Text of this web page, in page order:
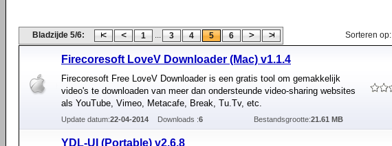
Bladzijde 5/6: 1 ... 3 4 5 6 Sorteren op:
Firecoresoft LoveV Downloader (Mac) v1.1.4
Firecoresoft Free LoveV Downloader is een gratis tool om gemakkelijk
video's te downloaden van meer dan ondersteunde video-sharing websites
als YouTube, Vimeo, Metacafe, Break, Tu.Tv, etc.
Update datum:22-04-2014 Downloads :6 Bestandsgrootte:21.61 MB
YDL-UI (Portable) v2.6.8